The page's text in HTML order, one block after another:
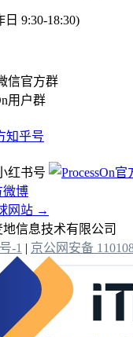
日 9:30-18:30)
用户群
网站 →
信息技术有限公司
-1 | 京公网安备